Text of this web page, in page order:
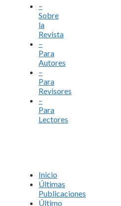
–
Sobre
la
Revista
–
Para
Autores
–
Para
Revisores
–
Para
Lectores
Inicio
Últimas
Publicaciones
Último